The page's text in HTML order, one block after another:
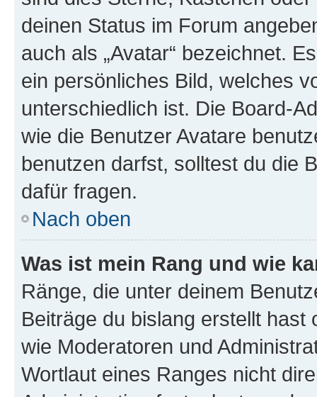
deinen Status im Forum
auch als „Avatar“ bezeichnet.
ein persönliches Bild, welches
unterschiedlich ist. Die Board-
wie die Benutzer Avatare
benutzen darfst, solltest du die
dafür fragen.
Nach oben
Was ist mein Rang und wie
Ränge, die unter deinem
Beiträge du bislang erstellt
wie Moderatoren und
Wortlaut eines Ranges nicht